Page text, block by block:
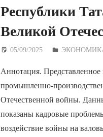
Республики
Великой
05/09/2025 Дежурный
Аннотация.
промышленно-
Отечественной войны.
показаны кадровые
воздействие войны на